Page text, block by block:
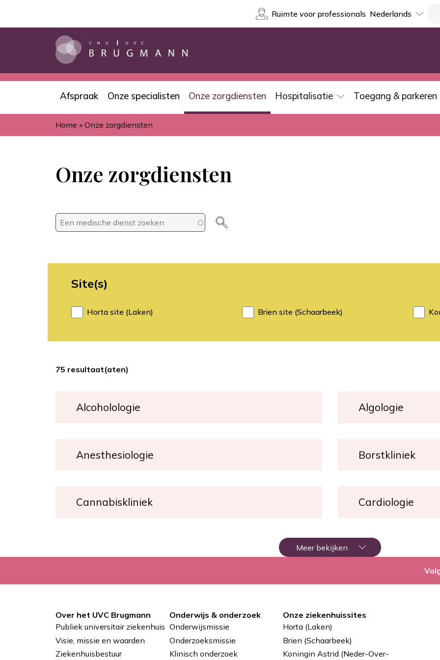
Ruimte voor professionals
Select
your
language
Navigation
principale
Afspraak Onze specialisten Onze zorgdiensten Hospitalisatie Toegang & parkeren
Kruimelpad
Home Onze zorgdiensten
Onze zorgdiensten
Site(s)
Horta site (Laken) Brien site (Schaarbeek)
75 resultaat(aten)
Alcoholologie Algologie
Anesthesiologie Borstkliniek
Cannabiskliniek Cardiologie
Paginering
Meer bekijken
Pied
de
Over het UVC Brugmann
Publiek universitair ziekenhuis
Visie, missie en waarden
Ziekenhuisbestuur
Onderwijs & onderzoek
Onderwijsmissie
Onderzoeksmissie
Klinisch onderzoek
Onze ziekenhuissites
Horta (Laken)
Brien (Schaarbeek)
Koningin Astrid (Neder-Over-